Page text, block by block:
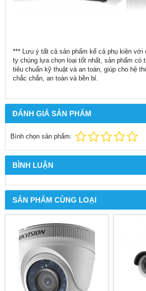
*** Lưu ý tất cả sản phẩm kể cả phụ kiện với
ty chúng lựa chọn loại tốt nhất, sản phẩm có
tiêu chuẩn kỹ thuật và an toàn, giúp cho hệ
chắc chắn, an toàn và bền bỉ.
ĐÁNH GIÁ SẢN PHẨM
Bình chọn sản phẩm:
BÌNH LUẬN
SẢN PHẨM CÙNG LOẠI